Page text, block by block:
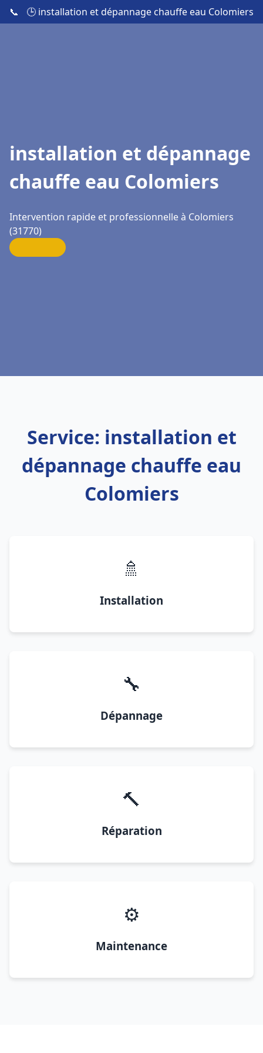
📞 🕒 installation et dépannage chauffe eau Colomiers
installation et dépannage
chauffe eau Colomiers
Intervention rapide et professionnelle à Colomiers
(31770)
Service: installation et
dépannage chauffe eau
Colomiers
🚿
Installation
🔧
Dépannage
🔨
Réparation
⚙️
Maintenance